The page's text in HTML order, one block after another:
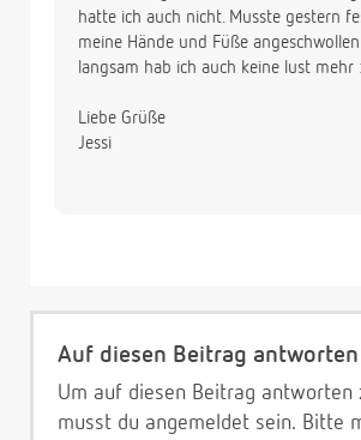
hatte ich auch nicht. Musste gestern
meine Hände und Füße
langsam hab ich auch keine lust mehr
Liebe Grüße
Jessi
Auf diesen Beitrag antworten
Um auf diesen Beitrag antworten
musst du angemeldet sein. Bitte